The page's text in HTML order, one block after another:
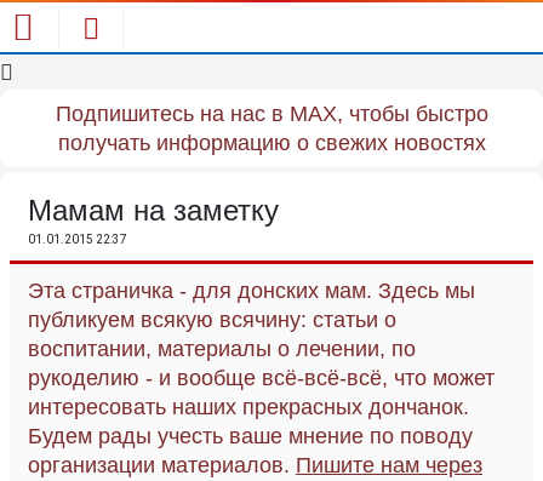
Подпишитесь на нас в MAX, чтобы быстро
получать информацию о свежих новостях
Мамам на заметку
01.01.2015 22:37
Эта страничка - для донских мам. Здесь мы
публикуем всякую всячину: статьи о
воспитании, материалы о лечении, по
рукоделию - и вообще всё-всё-всё, что может
интересовать наших прекрасных дончанок.
Будем рады учесть ваше мнение по поводу
организации материалов. Пишите нам через